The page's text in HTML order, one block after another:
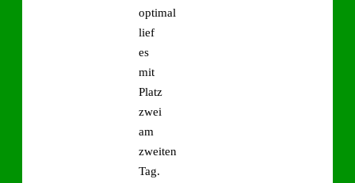
optimal
lief
es
mit
Platz
zwei
am
zweiten
Tag.